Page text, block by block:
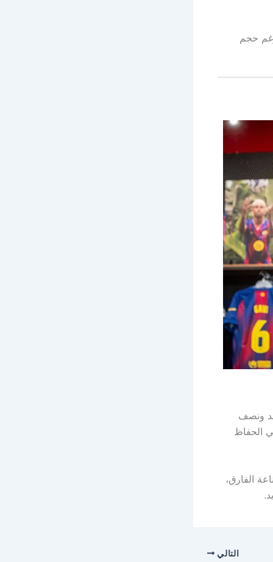
حجم
ونصف
الحفاظ
الفارق،
التالي